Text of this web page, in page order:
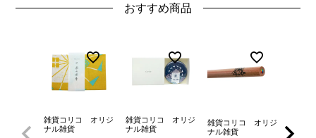
おすすめ商品
雑貨コリコ オリジ
ナル雑貨
雑貨コリコ オリジ
ナル雑貨
雑貨コリコ オリジ
ナル雑貨
ナル雑